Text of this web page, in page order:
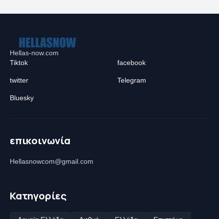
Hellas-now.com
Tiktok
facebook
twitter Telegram
Bluesky
επικοινωνία
Hellasnowcom@gmail.com
Κατηγορίες